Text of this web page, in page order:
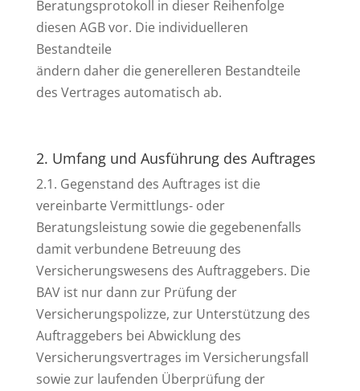
Beratungsprotokoll in dieser Reihenfolge
diesen AGB vor. Die individuelleren
Bestandteile
ändern daher die generelleren Bestandteile
des Vertrages automatisch ab.
2. Umfang und Ausführung des Auftrages
2.1. Gegenstand des Auftrages ist die
vereinbarte Vermittlungs- oder
Beratungsleistung sowie die gegebenenfalls
damit verbundene Betreuung des
Versicherungswesens des Auftraggebers. Die
BAV ist nur dann zur Prüfung der
Versicherungspolizze, zur Unterstützung des
Auftraggebers bei Abwicklung des
Versicherungsvertrages im Versicherungsfall
sowie zur laufenden Überprüfung der